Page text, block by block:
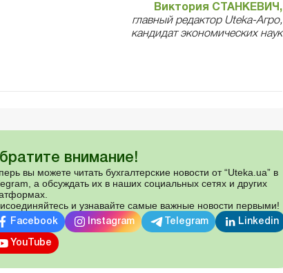
Виктория СТАНКЕВИЧ,
главный редактор Uteka-Агро,
кандидат экономических наук
внимание!
вы можете читать бухгалтерские новости от “Uteka.ua” в
а обсуждать их в наших социальных сетях и других
и узнавайте самые важные новости первыми!
Facebook Instagram Telegram Linkedin
YouTube